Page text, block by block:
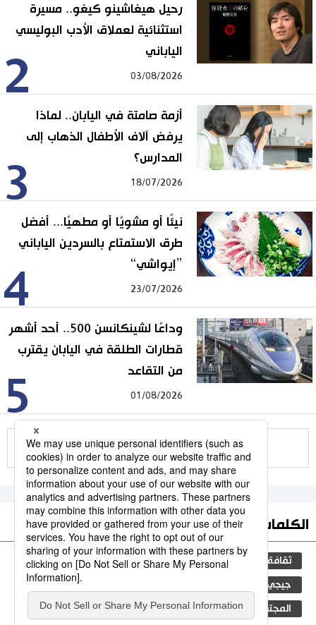
2
رحيل هيغاشينو كيغو.. مسيرة
استثنائية لعملاق الأدب البوليسي
الياباني
03/08/2026
3
أزمة صامتة في اليابان.. لماذا
يرفض آلاف الأطفال الذهاب إلى
المدارس؟
18/07/2026
4
نيئًا أو مشويًا أو مطهيًا... أفضل
طرق الاستمتاع بالسردين الياباني
”إيواشي“
23/07/2026
5
وداعًا لشينكانسن 500.. أحد أشهر
قطارات الطلقة في اليابان يقترب
من التقاعد
01/08/2026
للمزيد
الكلمات الأكثر بحثا
ثقافة التعليم الياباني اليابان مجتمع
جيجي برس الفتيات
المجتمع الياباني